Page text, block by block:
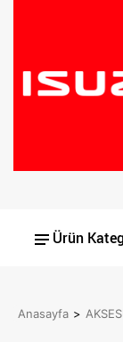
Ürün
Anasayfa >